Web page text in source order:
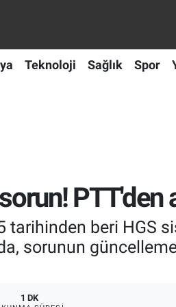
Teknoloji Sağlık Spor
PTT'den
tarihinden beri HGS
sorunun
1 DK